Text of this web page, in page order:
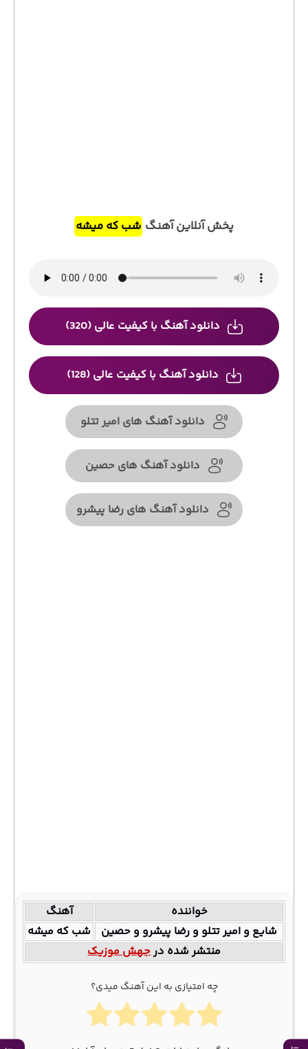
پخش آنلاین آهنگ شب که میشه
دانلود آهنگ با کیفیت عالی (320)
دانلود آهنگ با کیفیت عالی (128)
دانلود آهنگ های امیر تتلو
دانلود آهنگ های حصین
دانلود آهنگ های رضا پیشرو
خواننده
آهنگ
شایع و امیر تتلو و رضا پیشرو و حصین
شب که میشه
منتشر شده درجهش موزیک
چه امتیازی به این آهنگ میدی؟